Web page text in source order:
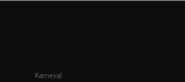
Karneval